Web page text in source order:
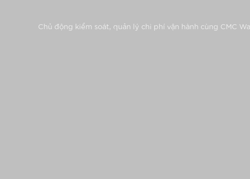
Chủ động kiểm soát, quản lý chi phí vận hành cùng CMC